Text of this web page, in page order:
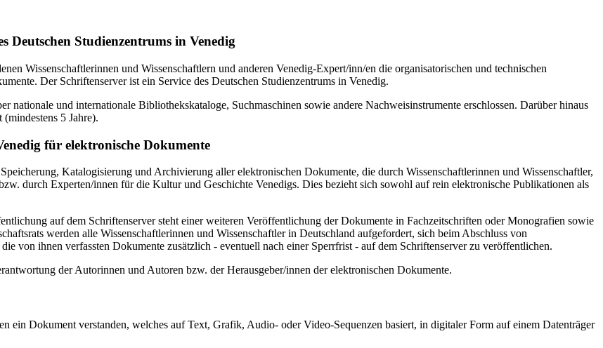
Studienzentrums in Venedig
Wissenschaftlerinnen und Wissenschaftlern und anderen Venedig-Expert/inn/en die organisatorischen und technischen
Der Schriftenserver ist ein Service des Deutschen Studienzentrums in Venedig.
nationale und internationale Bibliothekskataloge, Suchmaschinen sowie andere Nachweisinstrumente erschlossen. Darüber hinaus
5 Jahre).
für elektronische Dokumente
Katalogisierung und Archivierung aller elektronischen Dokumente, die durch Wissenschaftlerinnen und Wissenschaftler,
durch Experten/innen für die Kultur und Geschichte Venedigs. Dies bezieht sich sowohl auf rein elektronische Publikationen als
auf dem Schriftenserver steht einer weiteren Veröffentlichung der Dokumente in Fachzeitschriften oder Monografien sowie
werden alle Wissenschaftlerinnen und Wissenschaftler in Deutschland aufgefordert, sich beim Abschluss von
von ihnen verfassten Dokumente zusätzlich - eventuell nach einer Sperrfrist - auf dem Schriftenserver zu veröffentlichen.
der Autorinnen und Autoren bzw. der Herausgeber/innen der elektronischen Dokumente.
Dokument verstanden, welches auf Text, Grafik, Audio- oder Video-Sequenzen basiert, in digitaler Form auf einem Datenträger